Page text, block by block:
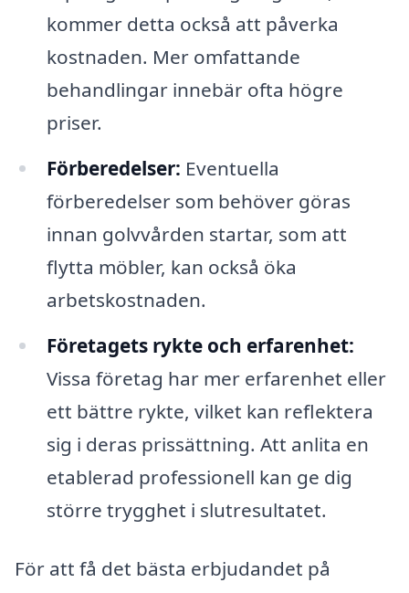
kommer detta också att påverka
kostnaden. Mer omfattande
behandlingar innebär ofta högre
priser.
Förberedelser: Eventuella
förberedelser som behöver göras
innan golvvården startar, som att
flytta möbler, kan också öka
arbetskostnaden.
Företagets rykte och erfarenhet:
Vissa företag har mer erfarenhet eller
ett bättre rykte, vilket kan reflektera
sig i deras prissättning. Att anlita en
etablerad professionell kan ge dig
större trygghet i slutresultatet.
För att få det bästa erbjudandet på